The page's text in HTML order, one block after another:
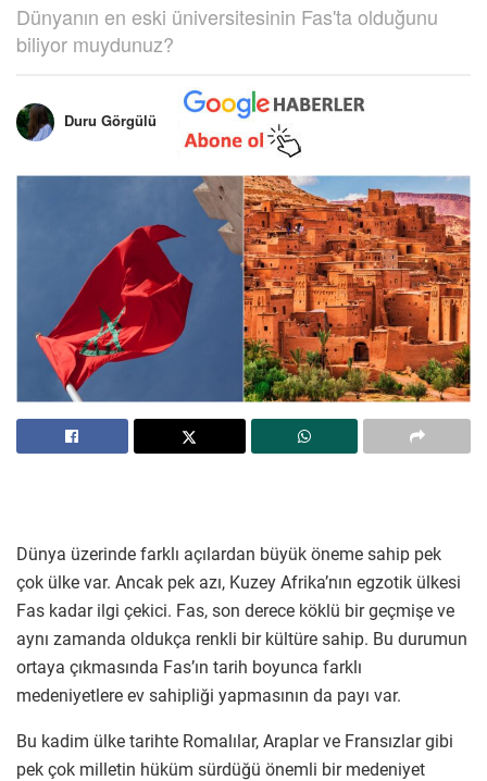
Dünyanın en eski üniversitesinin Fas'ta olduğunu
biliyor muydunuz?
Duru Görgülü
Dünya üzerinde farklı açılardan büyük öneme sahip pek
çok ülke var. Ancak pek azı, Kuzey Afrika’nın egzotik ülkesi
Fas kadar ilgi çekici. Fas, son derece köklü bir geçmişe ve
aynı zamanda oldukça renkli bir kültüre sahip. Bu durumun
ortaya çıkmasında Fas’ın tarih boyunca farklı
medeniyetlere ev sahipliği yapmasının da payı var.
Bu kadim ülke tarihte Romalılar, Araplar ve Fransızlar gibi
pek çok milletin hüküm sürdüğü önemli bir medeniyet